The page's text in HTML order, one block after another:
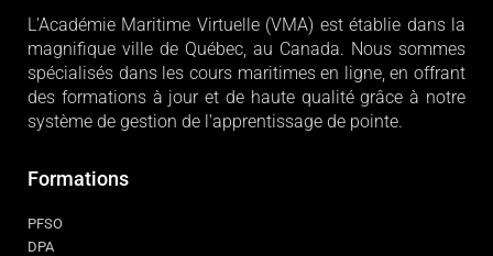
L'Académie Maritime Virtuelle (VMA) est établie dans la
magnifique ville de Québec, au Canada. Nous sommes
spécialisés dans les cours maritimes en ligne, en offrant
des formations à jour et de haute qualité grâce à notre
système de gestion de l'apprentissage de pointe.
Formations
PFSO
DPA